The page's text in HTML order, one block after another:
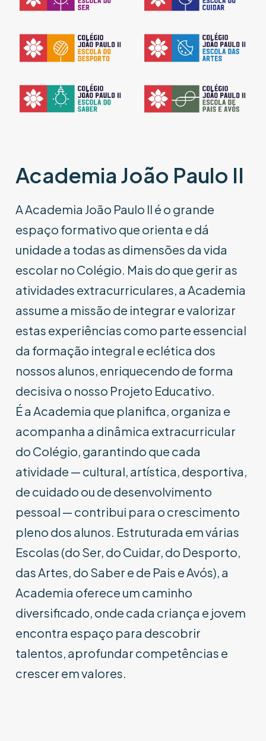
Academia João Paulo II
A Academia João Paulo II é o grande
espaço formativo que orienta e dá
unidade a todas as dimensões da vida
escolar no Colégio. Mais do que gerir as
atividades extracurriculares, a Academia
assume a missão de integrar e valorizar
estas experiências como parte essencial
da formação integral e eclética dos
nossos alunos, enriquecendo de forma
decisiva o nosso Projeto Educativo.
É a Academia que planifica, organiza e
acompanha a dinâmica extracurricular
do Colégio, garantindo que cada
atividade — cultural, artística, desportiva,
de cuidado ou de desenvolvimento
pessoal — contribui para o crescimento
pleno dos alunos. Estruturada em várias
Escolas (do Ser, do Cuidar, do Desporto,
das Artes, do Saber e de Pais e Avós), a
Academia oferece um caminho
diversificado, onde cada criança e jovem
encontra espaço para descobrir
talentos, aprofundar competências e
crescer em valores.